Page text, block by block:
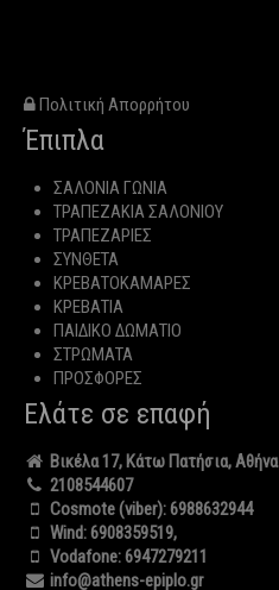
Πολιτική Απορρήτου
Έπιπλα
ΣΑΛΟΝΙΑ ΓΩΝΙΑ
ΤΡΑΠΕΖΑΚΙΑ ΣΑΛΟΝΙΟΥ
ΤΡΑΠΕΖΑΡΙΕΣ
ΣΥΝΘΕΤΑ
ΚΡΕΒΑΤΟΚΑΜΑΡΕΣ
ΚΡΕΒΑΤΙΑ
ΠΑΙΔΙΚΟ ΔΩΜΑΤΙΟ
ΣΤΡΩΜΑΤΑ
ΠΡΟΣΦΟΡΕΣ
Ελάτε σε επαφή
Βικέλα 17, Κάτω Πατήσια, Αθήνα
2108544607
Cosmote (viber):6988632944
Wind:6908359519,
Vodafone:6947279211
info@athens-epiplo.gr